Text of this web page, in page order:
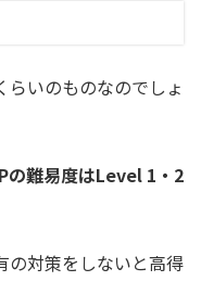
らいのものなのでしょ
の難易度はLevel 1・2
の対策をしないと高得